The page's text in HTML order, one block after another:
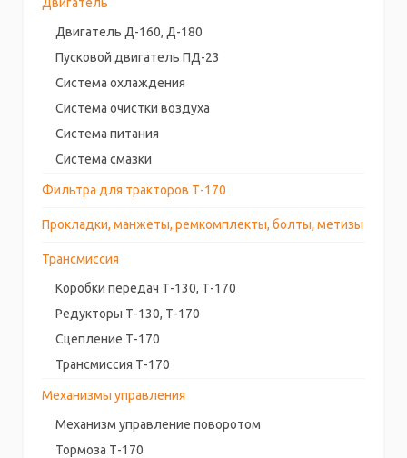
Двигатель Д-160, Д-180
Пусковой двигатель ПД-23
Система охлаждения
Система очистки воздуха
Система питания
Система смазки
Фильтра для тракторов Т-170
Прокладки, манжеты, ремкомплекты, болты, метизы
Трансмиссия
Коробки передач Т-130, Т-170
Редукторы Т-130, Т-170
Сцепление Т-170
Трансмиссия Т-170
Механизмы управления
Механизм управление поворотом
Тормоза Т-170